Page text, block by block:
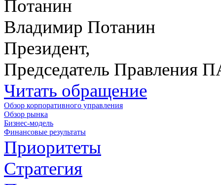
Владимир Потанин
Президент,
Председатель Правления
Читать обращение
Обзор корпоративного управления
Обзор рынка
Бизнес-модель
Финансовые результаты
Приоритеты
Стратегия